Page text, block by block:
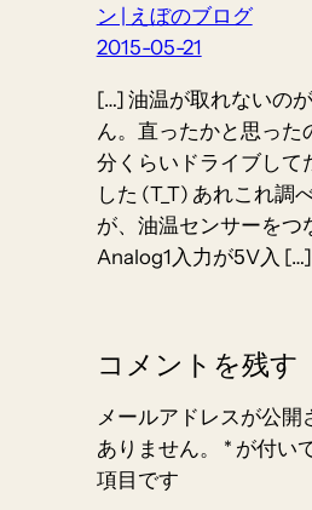
ン | えぼのブログ
2015-05-21
[…] 油温が取れないの
ん。直ったかと思った
分くらいドライブして
した (T_T) あれこれ調
が、油温センサーをつ
Analog1入力が5V入 […]
コメントを残す
メールアドレスが公開
ありません。
* が付い
項目です